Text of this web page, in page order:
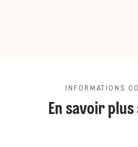
INFORMATIONS
En savoir